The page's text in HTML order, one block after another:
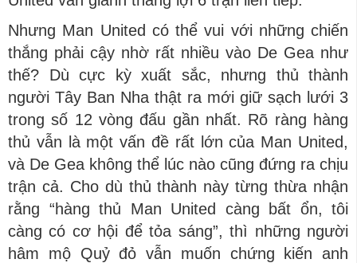
Nhưng Man United có thể vui với những chiến
thắng phải cậy nhờ rất nhiều vào De Gea như
thế? Dù cực kỳ xuất sắc, nhưng thủ thành
người Tây Ban Nha thật ra mới giữ sạch lưới 3
trong số 12 vòng đấu gần nhất. Rõ ràng hàng
thủ vẫn là một vấn đề rất lớn của Man United,
và De Gea không thể lúc nào cũng đứng ra chịu
trận cả. Cho dù thủ thành này từng thừa nhận
rằng “hàng thủ Man United càng bất ổn, tôi
càng có cơ hội để tỏa sáng”, thì những người
hâm mộ Quỷ đỏ vẫn muốn chứng kiến anh